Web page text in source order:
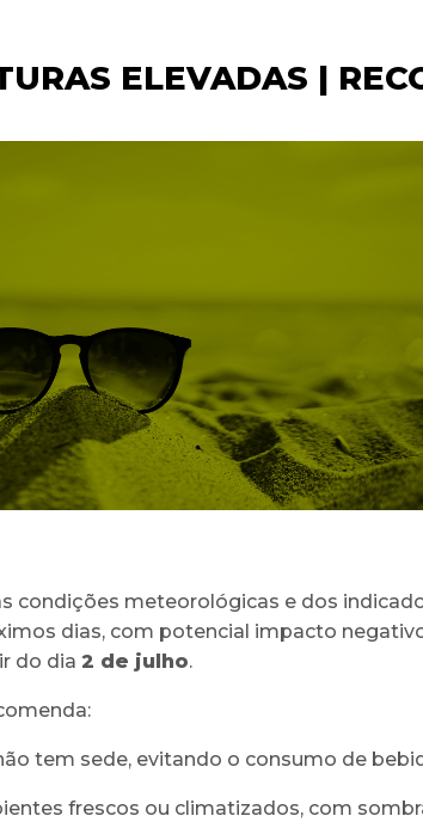
ELEVADAS |
condições meteorológicas e dos
dias, com potencial impacto
do dia 2 de julho.
tem sede, evitando o consumo de
frescos ou climatizados, com